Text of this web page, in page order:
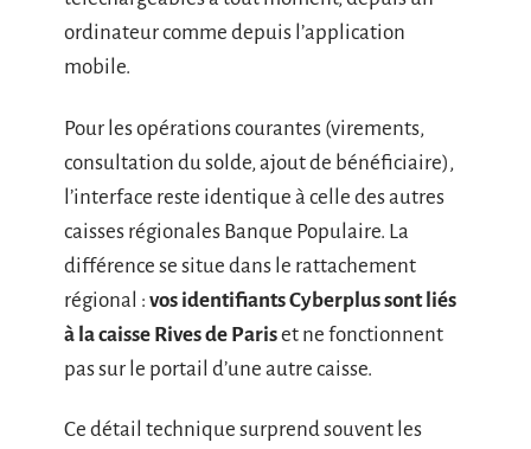
ordinateur comme depuis l’application
mobile.
Pour les opérations courantes (virements,
consultation du solde, ajout de bénéficiaire),
l’interface reste identique à celle des autres
caisses régionales Banque Populaire. La
différence se situe dans le rattachement
régional : vos identifiants Cyberplus sont liés
à la caisse Rives de Pariset ne fonctionnent
pas sur le portail d’une autre caisse.
Ce détail technique surprend souvent les